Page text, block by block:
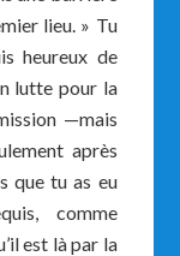
lieu. » Tu
heureux de
lutte pour la
—mais
après
que tu as eu
comme
est là par la